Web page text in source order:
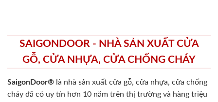
SAIGONDOOR - NHÀ SẢN XUẤT CỬA
GỖ, CỬA NHỰA, CỬA CHỐNG CHÁY
SaigonDoor® là nhà sản xuất cửa gỗ, cửa nhựa, cửa chống
cháy đã có uy tín hơn 10 năm trên thị trường và hàng triệu